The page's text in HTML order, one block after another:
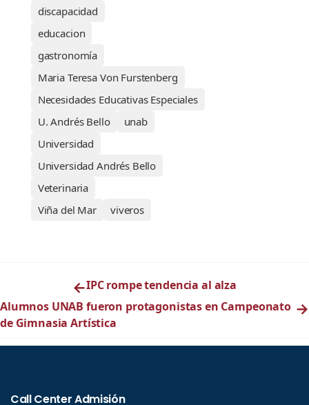
discapacidad
educacion
gastronomía
Maria Teresa Von Furstenberg
Necesidades Educativas Especiales
U. Andrés Bello
unab
Universidad
Universidad Andrés Bello
Veterinaria
Viña del Mar
viveros
←IPC rompe tendencia al alza
Alumnos UNAB fueron protagonistas en Campeonato
de Gimnasia Artística
→